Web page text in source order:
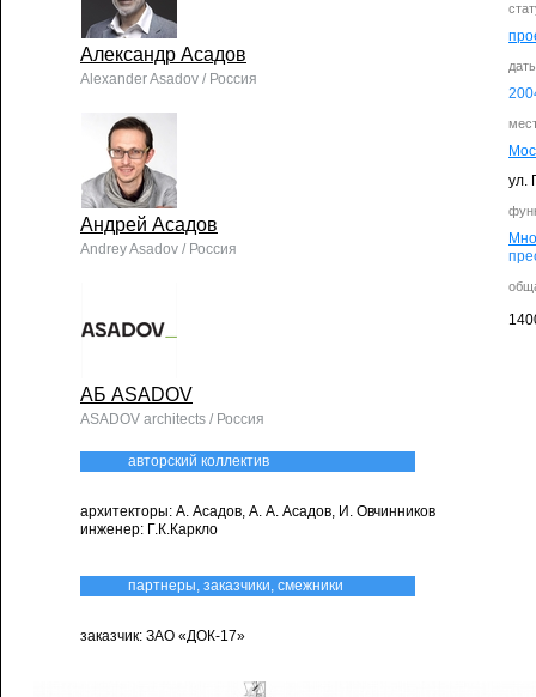
ул.
Александр Асадов
Alexander Asadov / Россия
Андрей Асадов
Andrey Asadov / Россия
АБ ASADOV
ASADOV architects / Россия
авторский коллектив
архитекторы: А. Асадов, А. А. Асадов, И. Овчинников
инженер: Г.К.Каркло
партнеры, заказчики, смежники
заказчик: ЗАО «ДОК-17»